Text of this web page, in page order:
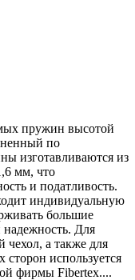
пружин высотой
по
изготавливаются из
мм, что
и податливость.
индивидуальную
большие
надежность. Для
а также для
используется
фирмы Fibertex....